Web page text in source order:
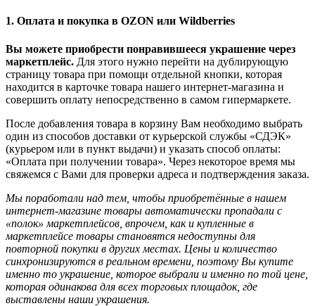
1. Оплата и покупка в OZON или Wildberries
Вы можете приобрести понравившееся украшение через
маркетплейс. Для этого нужно перейти на дублирующую
страницу товара при помощи отдельной кнопки, которая
находится в карточке товара нашего интернет-магазина и
совершить оплату непосредственно в самом гипермаркете.
После добавления товара в корзину Вам необходимо выбрать
один из способов доставки от курьерской службы «СДЭК»
(курьером или в пункт выдачи) и указать способ оплаты:
«Оплата при получении товара». Через некоторое время мы
свяжемся с Вами для проверки адреса и подтверждения заказа.
Мы поработали над тем, чтобы приобретённые в нашем
интернет-магазине товары автоматически пропадали с
«полок» маркетплейсов, впрочем, как и купленные в
маркетплейсе товары становятся недоступны для
повторной покупки в других местах. Цены и количество
синхронизируются в реальном времени, поэтому Вы купите
именно то украшение, которое выбрали и именно по той цене,
которая одинакова для всех торговых площадок, где
выставлены наши украшения.